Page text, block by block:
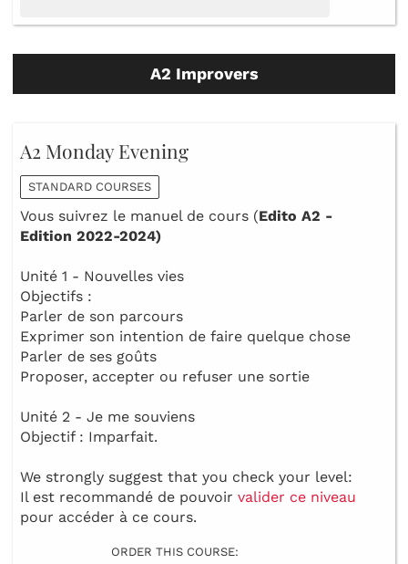
A2 Improvers
A2 Monday Evening
STANDARD COURSES
Vous suivrez le manuel de cours (Edito A2 -
Edition 2022-2024)
Unité 1 - Nouvelles vies
Objectifs :
Parler de son parcours
Exprimer son intention de faire quelque chose
Parler de ses goûts
Proposer, accepter ou refuser une sortie
Unité 2 - Je me souviens
Objectif : Imparfait.
We strongly suggest that you check your level:
Il est recommandé de pouvoir valider ce niveau
pour accéder à ce cours.
ORDER THIS COURSE: